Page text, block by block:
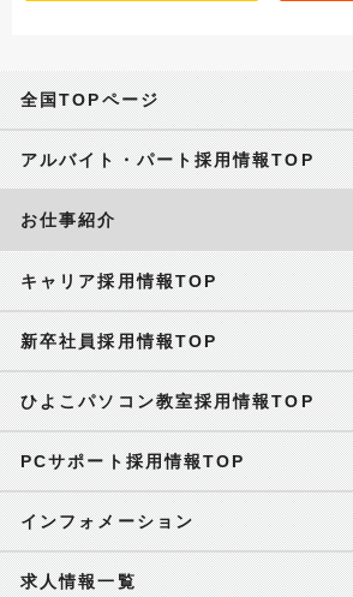
全国TOPページ
アルバイト・パート採用情報TOP
お仕事紹介
キャリア採用情報TOP
新卒社員採用情報TOP
ひよこパソコン教室採用情報TOP
PCサポート採用情報TOP
インフォメーション
求人情報一覧